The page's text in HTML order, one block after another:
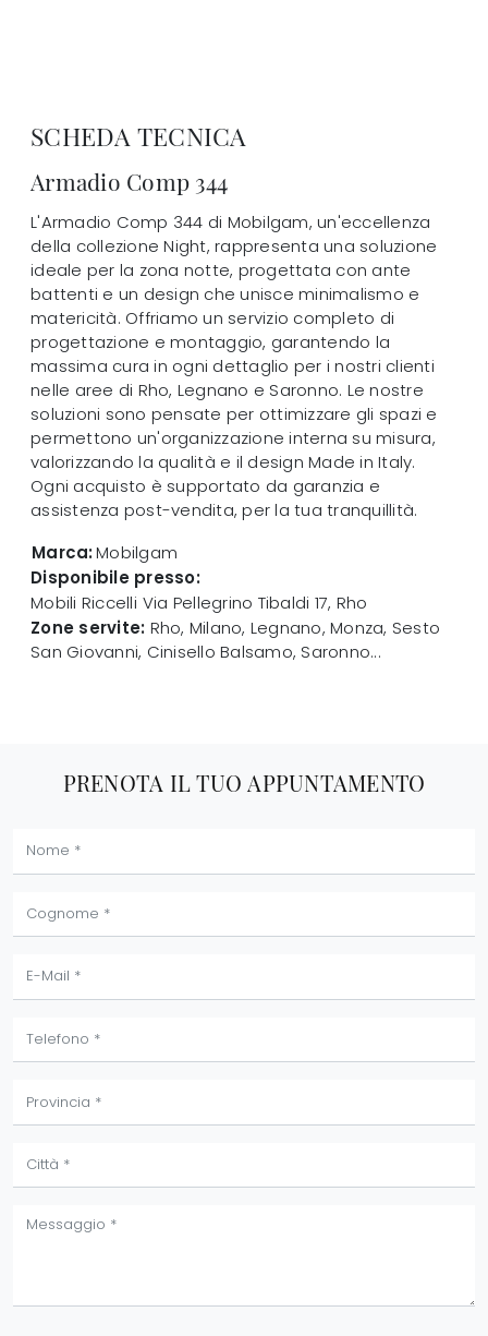
SCHEDA TECNICA
Armadio Comp 344
L'Armadio Comp 344 di Mobilgam, un'eccellenza
della collezione Night, rappresenta una soluzione
ideale per la zona notte, progettata con ante
battenti e un design che unisce minimalismo e
matericità. Offriamo un servizio completo di
progettazione e montaggio, garantendo la
massima cura in ogni dettaglio per i nostri clienti
nelle aree di Rho, Legnano e Saronno. Le nostre
soluzioni sono pensate per ottimizzare gli spazi e
permettono un'organizzazione interna su misura,
valorizzando la qualità e il design Made in Italy.
Ogni acquisto è supportato da garanzia e
assistenza post-vendita, per la tua tranquillità.
Marca:Mobilgam
Disponibile presso:
Mobili Riccelli Via Pellegrino Tibaldi 17, Rho
Zone servite: Rho, Milano, Legnano, Monza, Sesto
San Giovanni, Cinisello Balsamo, Saronno...
PRENOTA IL TUO APPUNTAMENTO